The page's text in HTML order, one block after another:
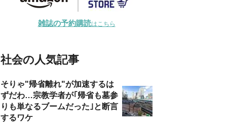
雑誌の予約購読はこちら
社会の人気記事
そりゃ"帰省離れ"が加速するは
ずだわ…宗教学者が｢帰省も墓参
りも単なるブームだった｣と断言
するワケ